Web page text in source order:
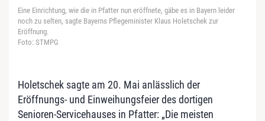
Eine Einrichtung, wie die in Pfatter nun eröffnete, gäbe es in Bayern leider
noch zu selten, sagte Bayerns Pflegeminister Klaus Holetschek zur
Eröffnung.
Foto: STMPG
Holetschek sagte am 20. Mai anlässlich der
Eröffnungs- und Einweihungsfeier des dortigen
Senioren-Servicehauses in Pfatter: „Die meisten